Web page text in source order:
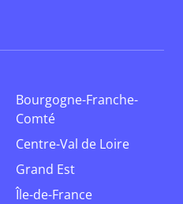
Bourgogne-Franche-
Comté
Centre-Val de Loire
Grand Est
Île-de-France